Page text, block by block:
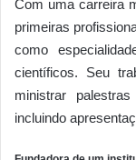
Com uma carreira
primeiras
como
científicos. Seu
ministrar
incluindo